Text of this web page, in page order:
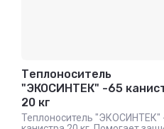
Теплоноситель
"ЭКОСИНТЕК" -65
20 кг
Теплоноситель "ЭКОСИНТЕК"